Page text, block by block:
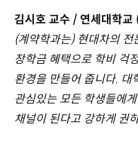
김시호 교수 / 연세대학교
(계약학과는) 현대차의
장학금 혜택으로 학비 걱
환경을 만들어 줍니다. 대
관심있는 모든 학생들에
채널이 된다고 강하게 권